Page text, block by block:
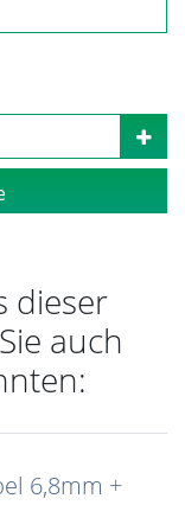
dieser
auch
6,8mm +